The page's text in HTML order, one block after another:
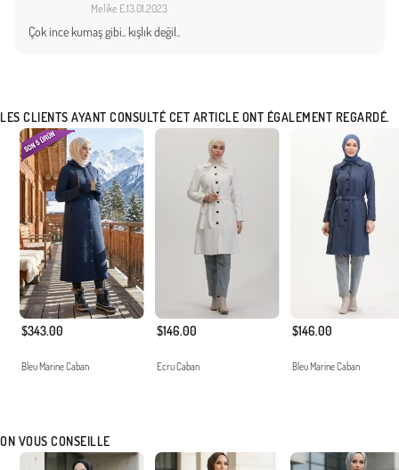
Melike E.13.01.2023
Çok ince kumaş gibi.. kışlık değil..
LES CLIENTS AYANT CONSULTÉ CET ARTICLE ONT ÉGALEMENT REGARDÉ.
$343.00
Bleu Marine Caban
$146.00
Ecru Caban
$146.00
Bleu Marine Caban
ON VOUS CONSEILLE